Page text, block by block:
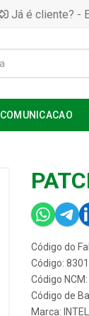
Já é cliente? -
COMUNICACAO
Código do
Código:
Código
Código de
Marca: